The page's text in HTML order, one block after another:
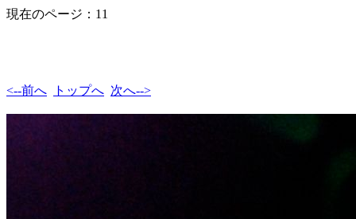
現在のページ：11
<--前へ トップへ 次へ-->